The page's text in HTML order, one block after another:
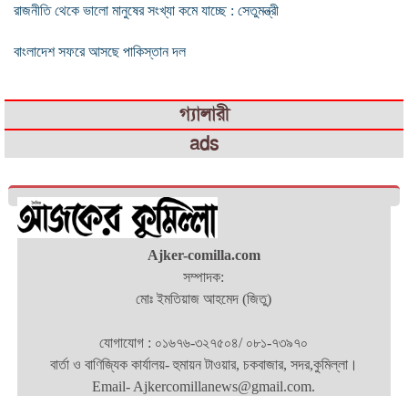
রাজনীতি থেকে ভালো মানুষের সংখ্যা কমে যাচ্ছে : সেতুমন্ত্রী
বাংলাদেশ সফরে আসছে পাকিস্তান দল
গ্যালারী
ads
Ajker-comilla.com
সম্পাদক:
মোঃ ইমতিয়াজ আহমেদ (জিতু)
যোগাযোগ : ০১৬৭৬-৩২৭৫০৪/ ০৮১-৭৩৯৭০
বার্তা ও বাণিজ্যিক কার্যালয়- হুমায়ন টাওয়ার, চকবাজার, সদর,কুমিল্লা।
Email- Ajkercomillanews@gmail.com.